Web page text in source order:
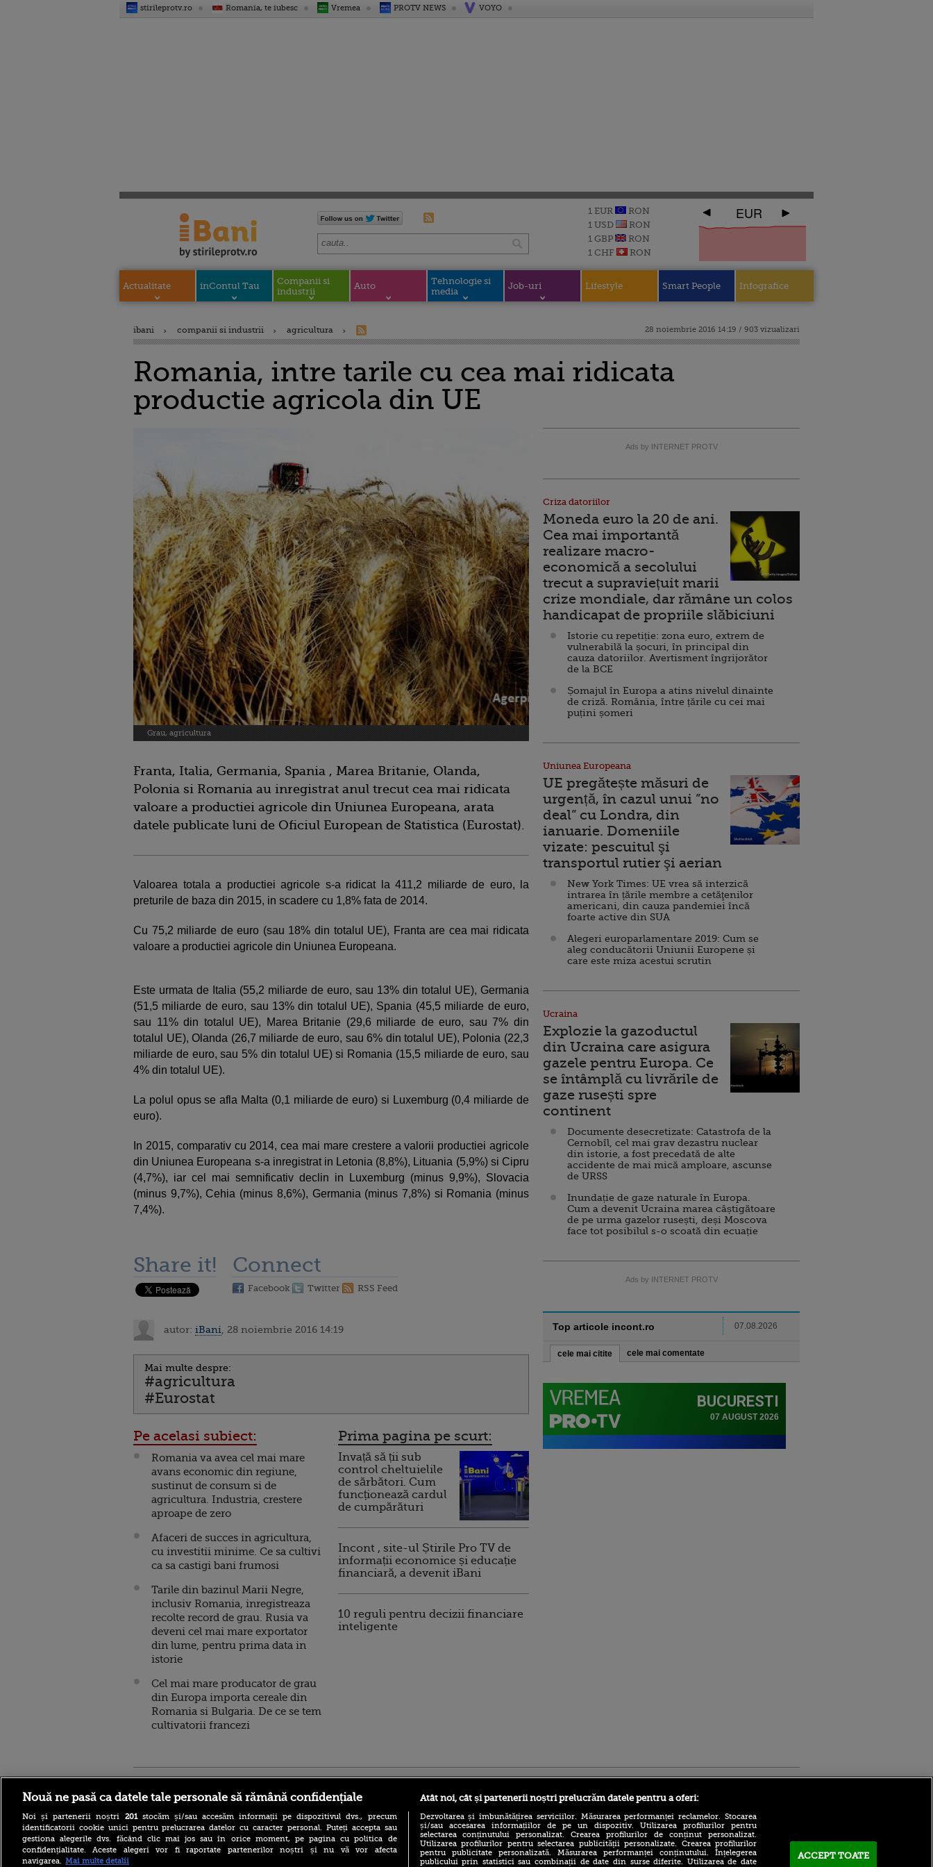
stirileprotv.ro Romania, te iubesc Vremea PROTV NEWS VOYO
1 EUR
RON
1 USD
RON
1 GBP
RON
1 CHF
RON
EUR
Actualitate inContul Tau
Companii si
industrii
Auto
Tehnologie si
media
Job-uri Lifestyle Smart People Infografice
ibani companii si industrii agricultura 28 noiembrie 2016 14:19 / 903 vizualizari
Romania, intre tarile cu cea mai ridicata
productie agricola din UE
Grau, agricultura
Franta, Italia, Germania, Spania , Marea Britanie, Olanda,
Polonia si Romania au inregistrat anul trecut cea mai ridicata
valoare a productiei agricole din Uniunea Europeana, arata
datele publicate luni de Oficiul European de Statistica (Eurostat).
Valoarea totala a productiei agricole s-a ridicat la 411,2 miliarde de euro, la
preturile de baza din 2015, in scadere cu 1,8% fata de 2014.
Cu 75,2 miliarde de euro (sau 18% din totalul UE), Franta are cea mai ridicata
valoare a productiei agricole din Uniunea Europeana.
Este urmata de Italia (55,2 miliarde de euro, sau 13% din totalul UE), Germania
(51,5 miliarde de euro, sau 13% din totalul UE), Spania (45,5 miliarde de euro,
sau 11% din totalul UE), Marea Britanie (29,6 miliarde de euro, sau 7% din
totalul UE), Olanda (26,7 miliarde de euro, sau 6% din totalul UE), Polonia (22,3
miliarde de euro, sau 5% din totalul UE) si Romania (15,5 miliarde de euro, sau
4% din totalul UE).
La polul opus se afla Malta (0,1 miliarde de euro) si Luxemburg (0,4 miliarde de
euro).
In 2015, comparativ cu 2014, cea mai mare crestere a valorii productiei agricole
din Uniunea Europeana s-a inregistrat in Letonia (8,8%), Lituania (5,9%) si Cipru
(4,7%), iar cel mai semnificativ declin in Luxemburg (minus 9,9%), Slovacia
(minus 9,7%), Cehia (minus 8,6%), Germania (minus 7,8%) si Romania (minus
7,4%).
Share it! Connect
Facebook Twitter RSS Feed
autor: iBani , 28 noiembrie 2016 14:19
Mai multe despre:
#agricultura
#Eurostat
Pe acelasi subiect:
Romania va avea cel mai mare
avans economic din regiune,
sustinut de consum si de
agricultura. Industria, crestere
aproape de zero
Afaceri de succes in agricultura,
cu investitii minime. Ce sa cultivi
ca sa castigi bani frumosi
Tarile din bazinul Marii Negre,
inclusiv Romania, inregistreaza
recolte record de grau. Rusia va
deveni cel mai mare exportator
din lume, pentru prima data in
istorie
Cel mai mare producator de grau
din Europa importa cereale din
Romania si Bulgaria. De ce se tem
cultivatorii francezi
Prima pagina pe scurt:
Invață să ții sub
control cheltuielile
de sărbători. Cum
funcționează cardul
de cumpărături
Incont , site-ul Știrile Pro TV de
informații economice și educație
financiară, a devenit iBani
10 reguli pentru decizii financiare
inteligente
Ads by INTERNET PROTV
Criza datoriilor
Moneda euro la 20 de ani.
Cea mai importantă
realizare macro-
economică a secolului
trecut a supraviețuit marii
crize mondiale, dar rămâne un colos
handicapat de propriile slăbiciuni
Istorie cu repetiție: zona euro, extrem de
vulnerabilă la șocuri, în principal din
cauza datoriilor. Avertisment îngrijorător
de la BCE
Șomajul în Europa a atins nivelul dinainte
de criză. România, între țările cu cei mai
puțini șomeri
Uniunea Europeana
UE pregătește măsuri de
urgență, în cazul unui ”no
deal” cu Londra, din
ianuarie. Domeniile
vizate: pescuitul şi
transportul rutier şi aerian
New York Times: UE vrea să interzică
intrarea în țările membre a cetăţenilor
americani, din cauza pandemiei încă
foarte active din SUA
Alegeri europarlamentare 2019: Cum se
aleg conducătorii Uniunii Europene și
care este miza acestui scrutin
Ucraina
Explozie la gazoductul
din Ucraina care asigura
gazele pentru Europa. Ce
se întâmplă cu livrările de
gaze rusești spre
continent
Documente desecretizate: Catastrofa de la
Cernobîl, cel mai grav dezastru nuclear
din istorie, a fost precedată de alte
accidente de mai mică amploare, ascunse
de URSS
Inundație de gaze naturale în Europa.
Cum a devenit Ucraina marea câștigătoare
de pe urma gazelor rusești, deși Moscova
face tot posibilul s-o scoată din ecuație
Ads by INTERNET PROTV
Top articole incont.ro 07.08.2026
cele mai citite cele mai comentate
Nouă ne pasă ca datele tale personale să rămână confidențiale
Noi și partenerii noștri 201stocăm și/sau accesăm informații pe dispozitivul dvs., precum
identificatorii cookie unici pentru prelucrarea datelor cu caracter personal. Puteți accepta sau
gestiona alegerile dvs. făcând clic mai jos sau în orice moment, pe pagina cu politica de
confidențialitate. Aceste alegeri vor fi raportate partenerilor noștri și nu vă vor afecta
navigarea. Mai multe detalii
Atât noi, cât și partenerii noștri prelucrăm datele pentru a oferi:
Dezvoltarea și îmbunătățirea serviciilor. Măsurarea performanței reclamelor. Stocarea
și/sau accesarea informațiilor de pe un dispozitiv. Utilizarea profilurilor pentru
selectarea conținutului personalizat. Crearea profilurilor de conținut personalizat.
Utilizarea profilurilor pentru selectarea publicității personalizate. Crearea profilurilor
pentru publicitate personalizată. Măsurarea performanței conținutului. Înțelegerea
publicului prin statistici sau combinații de date din surse diferite. Utilizarea de date
ACCEPT TOATE